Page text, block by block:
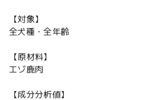
【対象】
全犬種・全年齢
【原材料】
エゾ鹿肉
【成分分析値】